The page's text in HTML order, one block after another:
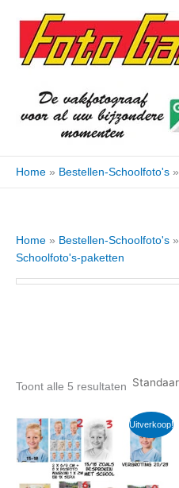
naar
inhoud
Home » Bestellen-Schoolfoto's »
Home » Bestellen-Schoolfoto's »
Schoolfoto's-paketten
Toont alle 5 resultaten
Uitverkoop!